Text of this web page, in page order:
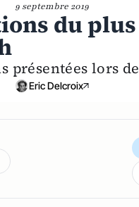
9 septembre 2019
du
présentées lors
Eric Delcroix